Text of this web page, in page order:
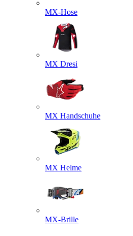
MX-Hose
MX Dresi
MX Handschuhe
MX Helme
MX-Brille